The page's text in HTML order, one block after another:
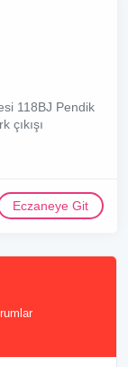
118BJ Pendik
çıkışı
Eczaneye Git